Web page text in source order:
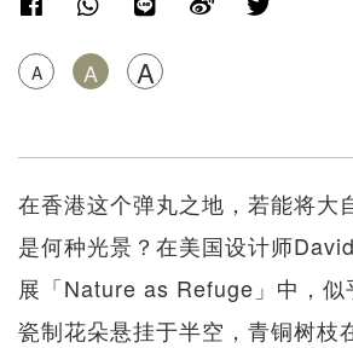
A A A
在香港这个弹丸之地，若能将大
是何种光景？在美国设计师
展「Nature as Refuge」中，似
瓷制花朵悬挂于半空，青铜树枝